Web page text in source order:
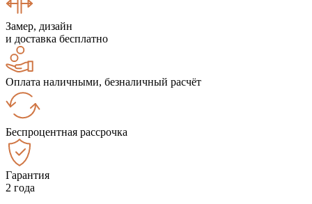
Замер, дизайн
и доставка бесплатно
Оплата наличными, безналичный расчёт
Беспроцентная рассрочка
Гарантия
2 года